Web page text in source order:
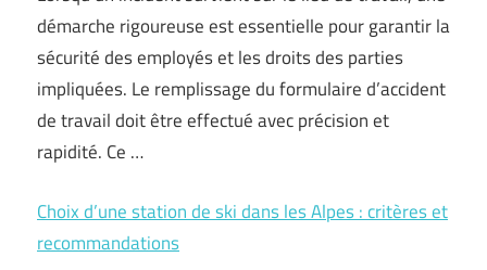
démarche rigoureuse est essentielle pour garantir la
sécurité des employés et les droits des parties
impliquées. Le remplissage du formulaire d’accident
de travail doit être effectué avec précision et
rapidité. Ce …
Choix d’une station de ski dans les Alpes : critères et
recommandations